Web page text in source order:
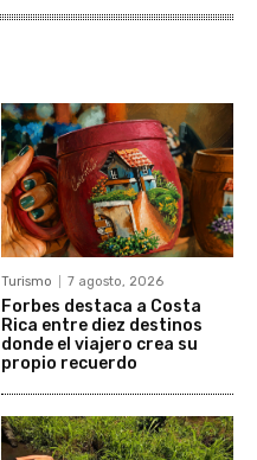
Turismo 7 agosto, 2026
Forbes destaca a Costa
Rica entre diez destinos
donde el viajero crea su
propio recuerdo